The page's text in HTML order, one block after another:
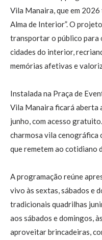
Vila Manaira, que em 2026
Alma de Interior”. O
transportar o público para
cidades do interior,
memórias afetivas e
Instalada na Praça de
Vila Manaira ficará aberta
junho, com acesso
charmosa vila cenográfica
que remetem ao cotidiano
A programação reúne
vivo às sextas, sábados e
tradicionais quadrilhas
aos sábados e domingos,
aproveitar brincadeiras,